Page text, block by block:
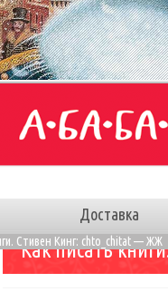
Доставка
Стивен Кинг: chto_chitat — ЖЖ
Как писать